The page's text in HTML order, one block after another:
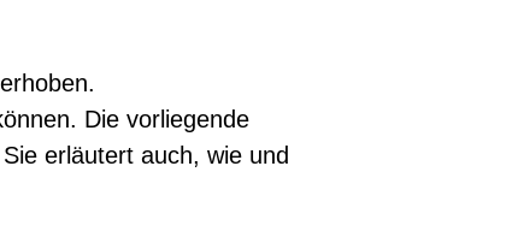
Die vorliegende
erläutert auch, wie und